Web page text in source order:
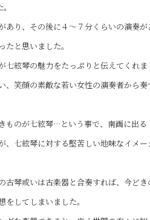
り、その後に４～７分くらいの演奏が
と思いました。
絃琴の魅力をたっぷりと伝えてくれま
笑顔の素敵な若い女性の演奏者から
のが七絃琴…という事で、南画に出る
七絃琴に対する堅苦しい地味なイメ
琴或いは古楽器と合奏すれば、今ど
してしまいました。